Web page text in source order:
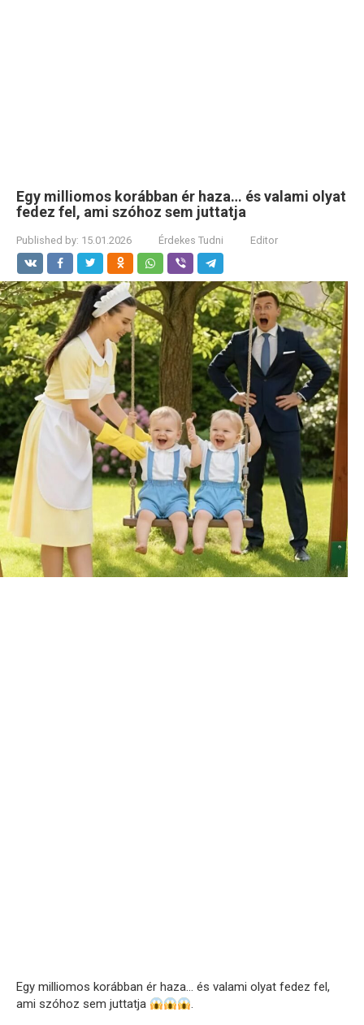
Egy milliomos korábban ér haza… és valami olyat
fedez fel, ami szóhoz sem juttatja
Published by: 15.01.2026 Érdekes Tudni Editor
Egy milliomos korábban ér haza… és valami olyat fedez fel,
ami szóhoz sem juttatja
.